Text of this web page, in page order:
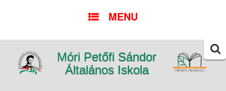
MENU
Móri Petőfi Sándor
Általános Iskola